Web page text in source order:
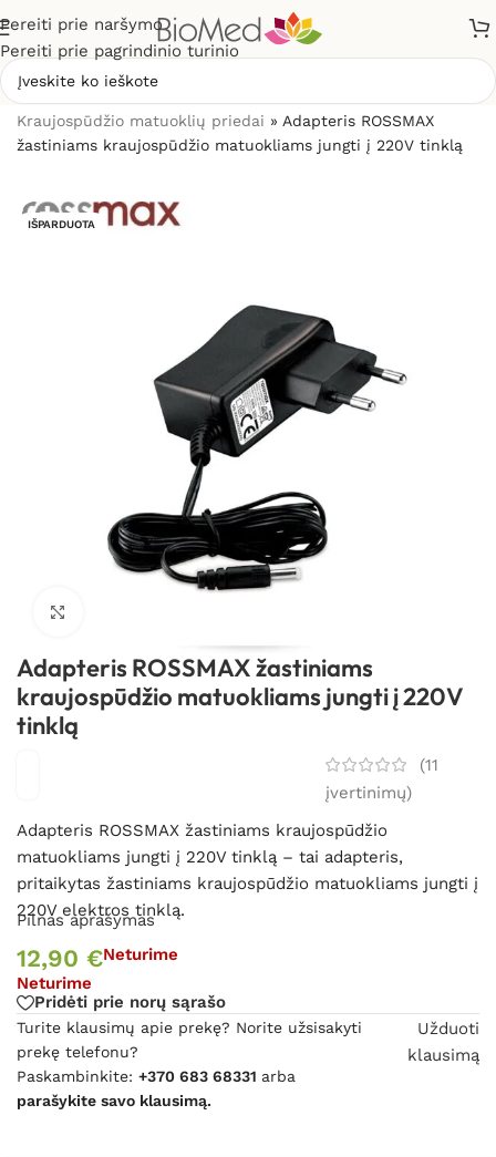
Pereiti prie naršymo
Pereiti prie pagrindinio turinio
Kraujospūdžio matuoklių priedai » Adapteris ROSSMAX
žastiniams kraujospūdžio matuokliams jungti į 220V tinklą
IŠPARDUOTA
Adapteris ROSSMAX žastiniams
kraujospūdžio matuokliams jungti į 220V
tinklą
(11
įvertinimų)
Adapteris ROSSMAX žastiniams kraujospūdžio
matuokliams jungti į 220V tinklą – tai adapteris,
pritaikytas žastiniams kraujospūdžio matuokliams jungti į
220V elektros tinklą.
Pilnas aprašymas
12,90 €Neturime
Neturime
Pridėti prie norų sąrašo
Turite klausimų apie prekę? Norite užsisakyti
prekę telefonu?
Paskambinkite: +370 683 68331 arba
parašykite savo klausimą.
Užduoti
klausimą